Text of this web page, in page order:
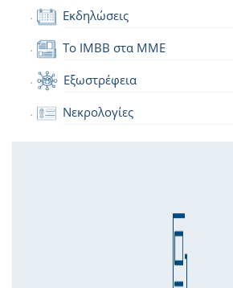
Εκδηλώσεις
Το IMBB στα ΜΜΕ
Εξωστρέφεια
Νεκρολογίες